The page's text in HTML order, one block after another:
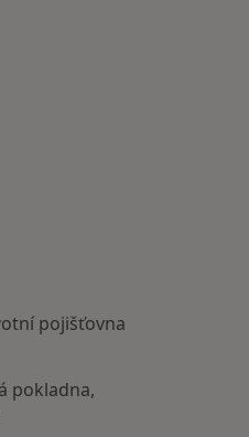
pojišťovna
pokladna,